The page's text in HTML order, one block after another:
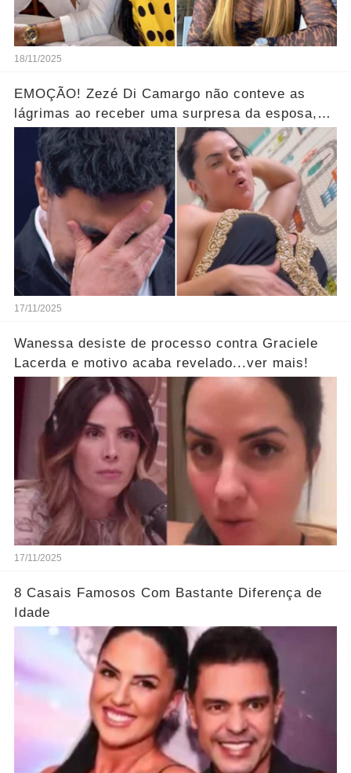
18/11/2025
EMOÇÃO! Zezé Di Camargo não conteve as
lágrimas ao receber uma surpresa da esposa,
Graciele Lacerda...ver mais!
17/11/2025
Wanessa desiste de processo contra Graciele
Lacerda e motivo acaba revelado...ver mais!
17/11/2025
8 Casais Famosos Com Bastante Diferença de
Idade